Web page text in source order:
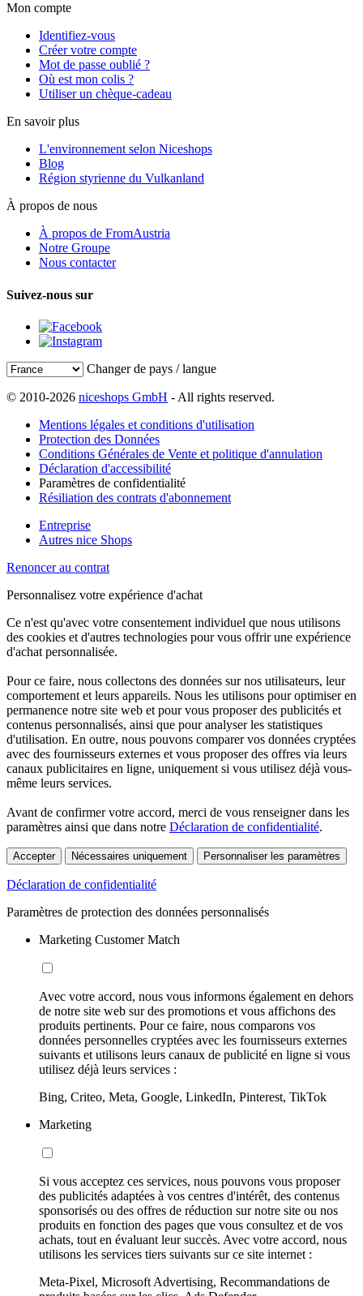
Mon compte
Identifiez-vous
Créer votre compte
Mot de passe oublié ?
Où est mon colis ?
Utiliser un chèque-cadeau
En savoir plus
L'environnement selon Niceshops
Blog
Région styrienne du Vulkanland
À propos de nous
À propos de FromAustria
Notre Groupe
Nous contacter
Suivez-nous sur
Changer de pays / langue
© 2010-2026 niceshops GmbH - All rights reserved.
Mentions légales et conditions d'utilisation
Protection des Données
Conditions Générales de Vente et politique d'annulation
Déclaration d'accessibilité
Paramètres de confidentialité
Résiliation des contrats d'abonnement
Entreprise
Autres nice Shops
Renoncer au contrat
Personnalisez votre expérience d'achat
Ce n'est qu'avec votre consentement individuel que nous utilisons
des cookies et d'autres technologies pour vous offrir une expérience
d'achat personnalisée.
Pour ce faire, nous collectons des données sur nos utilisateurs, leur
comportement et leurs appareils. Nous les utilisons pour optimiser en
permanence notre site web et pour vous proposer des publicités et
contenus personnalisés, ainsi que pour analyser les statistiques
d'utilisation. En outre, nous pouvons comparer vos données cryptées
avec des fournisseurs externes et vous proposer des offres via leurs
canaux publicitaires en ligne, uniquement si vous utilisez déjà vous-
même leurs services.
Avant de confirmer votre accord, merci de vous renseigner dans les
paramètres ainsi que dans notre Déclaration de confidentialité.
Accepter Nécessaires uniquement Personnaliser les paramètres
Déclaration de confidentialité
Paramètres de protection des données personnalisés
Marketing Customer Match
Avec votre accord, nous vous informons également en dehors
de notre site web sur des promotions et vous affichons des
produits pertinents. Pour ce faire, nous comparons vos
données personnelles cryptées avec les fournisseurs externes
suivants et utilisons leurs canaux de publicité en ligne si vous
utilisez déjà leurs services :
Bing, Criteo, Meta, Google, LinkedIn, Pinterest, TikTok
Marketing
Si vous acceptez ces services, nous pouvons vous proposer
des publicités adaptées à vos centres d'intérêt, des contenus
sponsorisés ou des offres de réduction sur notre site ou nos
produits en fonction des pages que vous consultez et de vos
achats, tout en évaluant leur succès. Avec votre accord, nous
utilisons les services tiers suivants sur ce site internet :
Meta-Pixel, Microsoft Advertising, Recommandations de